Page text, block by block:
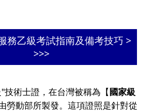
務乙級考試指南及備考技巧 >
>>>
技術士證，在台灣被稱為【國家級
勞動部所製發。這項證照是針對從